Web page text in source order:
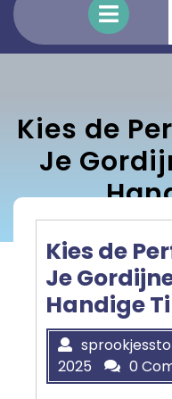
Menu
Kies de
Je
Kies de
Je
Handige
2025
0